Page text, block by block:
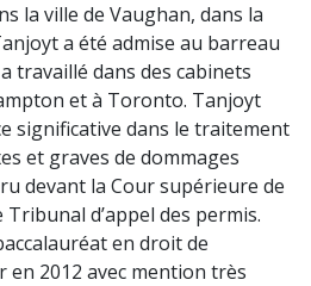
la ville de Vaughan, dans la
a été admise au barreau
travaillé dans des cabinets
et à Toronto. Tanjoyt
significative dans le traitement
et graves de dommages
devant la Cour supérieure de
Tribunal d’appel des permis.
en droit de
en 2012 avec mention très